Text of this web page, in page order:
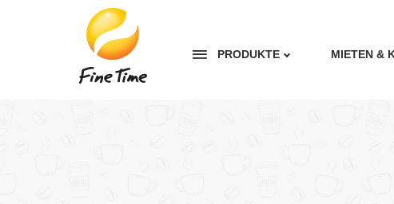
PRODUKTE MIETEN &